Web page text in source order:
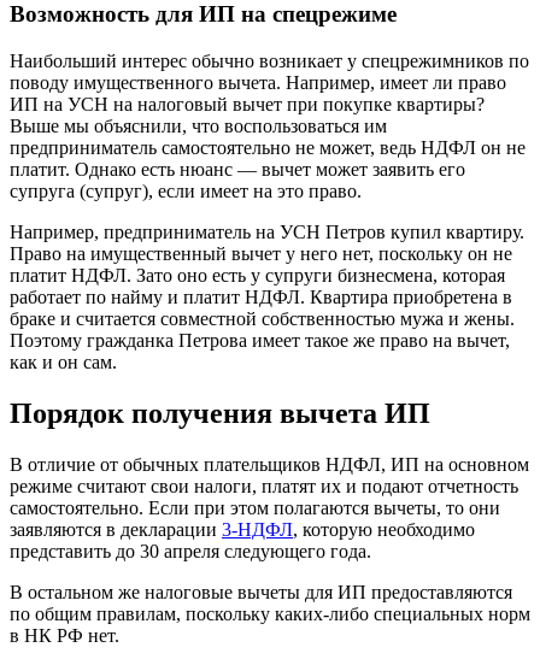
Возможность для ИП на спецрежиме
Наибольший интерес обычно возникает у спецрежимников по
поводу имущественного вычета. Например, имеет ли право
ИП на УСН на налоговый вычет при покупке квартиры?
Выше мы объяснили, что воспользоваться им
предприниматель самостоятельно не может, ведь НДФЛ он не
платит. Однако есть нюанс — вычет может заявить его
супруга (супруг), если имеет на это право.
Например, предприниматель на УСН Петров купил квартиру.
Право на имущественный вычет у него нет, поскольку он не
платит НДФЛ. Зато оно есть у супруги бизнесмена, которая
работает по найму и платит НДФЛ. Квартира приобретена в
браке и считается совместной собственностью мужа и жены.
Поэтому гражданка Петрова имеет такое же право на вычет,
как и он сам.
Порядок получения вычета ИП
В отличие от обычных плательщиков НДФЛ, ИП на основном
режиме считают свои налоги, платят их и подают отчетность
самостоятельно. Если при этом полагаются вычеты, то они
заявляются в декларации 3-НДФЛ, которую необходимо
представить до 30 апреля следующего года.
В остальном же налоговые вычеты для ИП предоставляются
по общим правилам, поскольку каких-либо специальных норм
в НК РФ нет.